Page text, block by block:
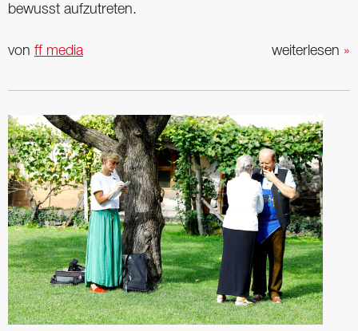
bewusst aufzutreten.
weiterlesen »
von ff media